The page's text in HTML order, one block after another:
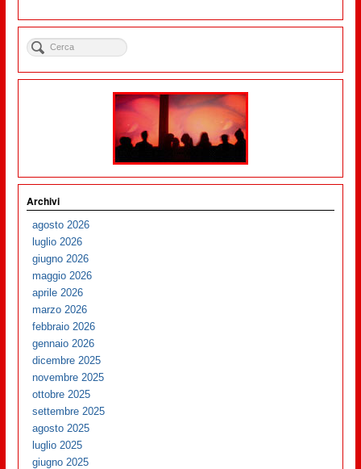
Archivi
agosto 2026
luglio 2026
giugno 2026
maggio 2026
aprile 2026
marzo 2026
febbraio 2026
gennaio 2026
dicembre 2025
novembre 2025
ottobre 2025
settembre 2025
agosto 2025
luglio 2025
giugno 2025